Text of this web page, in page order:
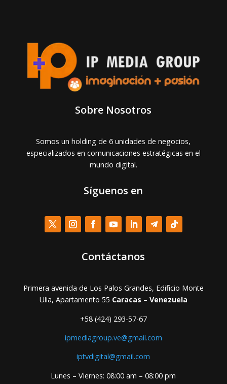
Sobre Nosotros
Somos un holding de 6 unidades de negocios,
especializados en comunicaciones estratégicas en el
mundo digital.
Síguenos en
Contáctanos
Primera avenida de Los Palos Grandes, Edificio Monte
Ulia, Apartamento 55 Caracas – Venezuela
+58 (424) 293-57-67
ipmediagroup.ve@gmail.com
iptvdigital@gmail.com
Lunes – Viernes: 08:00 am – 08:00 pm